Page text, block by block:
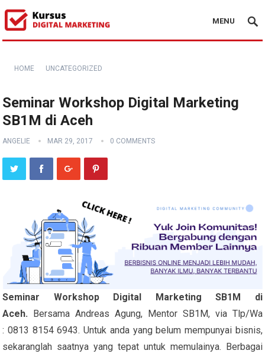
MENU
HOME UNCATEGORIZED
Seminar Workshop Digital Marketing
SB1M di Aceh
ANGELIE MAR 29, 2017 0 COMMENTS
Seminar Workshop Digital Marketing SB1M di
Aceh. Bersama Andreas Agung, Mentor SB1M, via Tlp/Wa
: 0813 8154 6943. Untuk anda yang belum mempunyai bisnis,
sekaranglah saatnya yang tepat untuk memulainya. Berbagai